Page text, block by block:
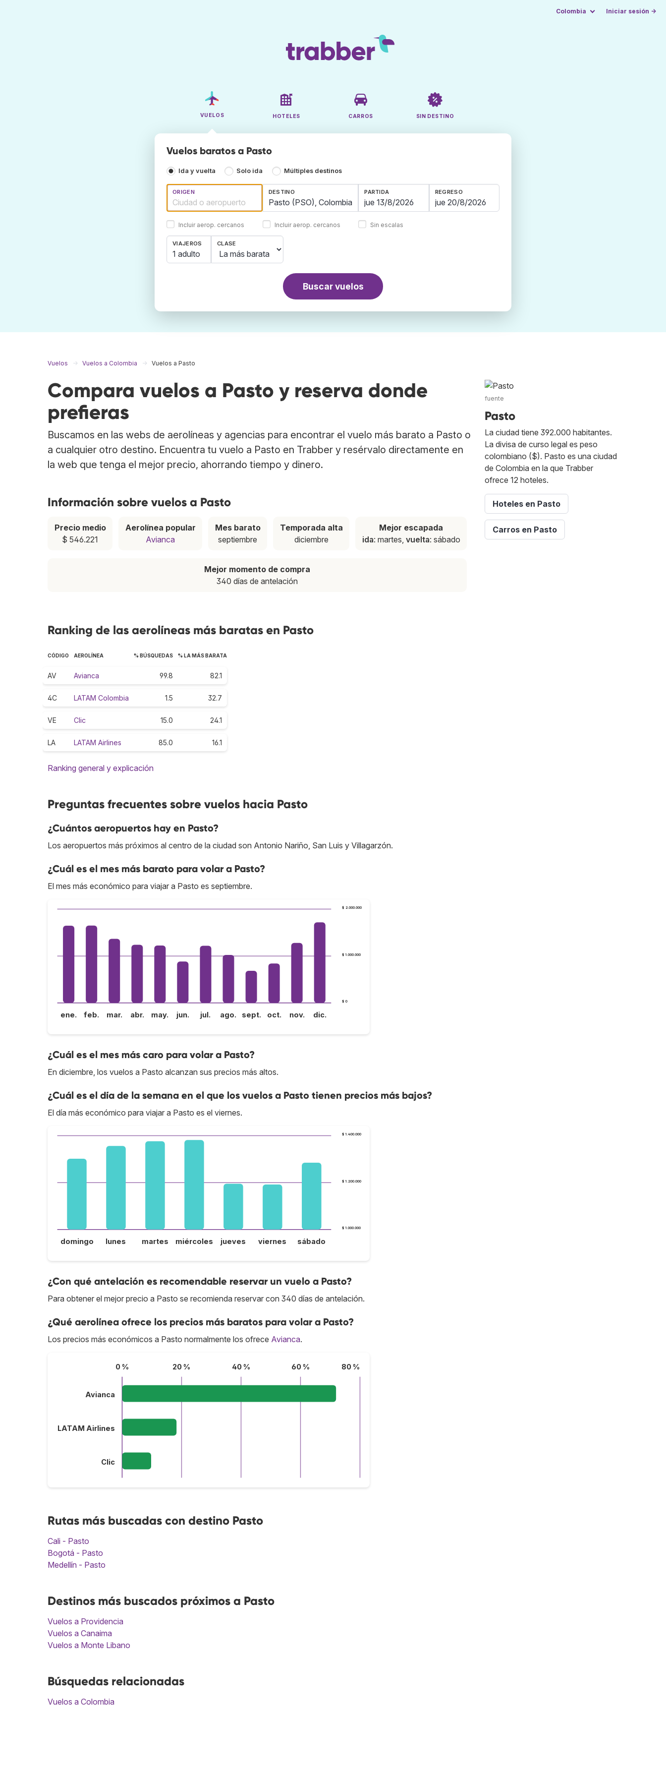
Colombia Iniciar sesión →
VUELOS HOTELES CARROS SIN DESTINO
Vuelos baratos a Pasto
Ida y vuelta Solo ida Múltiples destinos
ORIGEN
Incluir aerop. cercanos
DESTINO
Incluir aerop. cercanos
PARTIDA REGRESO
Sin escalas
VIAJEROS
1 adulto
CLASE
Buscar vuelos
Vuelos Vuelos a Colombia Vuelos a Pasto
Compara vuelos a Pasto y reserva donde
prefieras
Buscamos en las webs de aerolíneas y agencias para encontrar el vuelo más barato a Pasto o
a cualquier otro destino. Encuentra tu vuelo a Pasto en Trabber y resérvalo directamente en
la web que tenga el mejor precio, ahorrando tiempo y dinero.
Información sobre vuelos a Pasto
Precio medio
$ 546.221
Aerolínea popular
Avianca
Mes barato
septiembre
Temporada alta
diciembre
Mejor escapada
ida: martes, vuelta: sábado
Mejor momento de compra
340 días de antelación
Ranking de las aerolíneas más baratas en Pasto
CÓDIGO AEROLÍNEA % BÚSQUEDAS % LA MÁS BARATA
AV Avianca 99.8 82.1
4C LATAM Colombia 1.5 32.7
VE Clic 15.0 24.1
LA LATAM Airlines 85.0 16.1
Ranking general y explicación
Preguntas frecuentes sobre vuelos hacia Pasto
¿Cuántos aeropuertos hay en Pasto?
Los aeropuertos más próximos al centro de la ciudad son Antonio Nariño, San Luis y Villagarzón.
¿Cuál es el mes más barato para volar a Pasto?
El mes más económico para viajar a Pasto es septiembre.
$ 0
$ 1.000.000
$ 2.000.000
ene. feb. mar. abr. may. jun. jul. ago. sept. oct. nov. dic.
¿Cuál es el mes más caro para volar a Pasto?
En diciembre, los vuelos a Pasto alcanzan sus precios más altos.
¿Cuál es el día de la semana en el que los vuelos a Pasto tienen precios más bajos?
El día más económico para viajar a Pasto es el viernes.
$ 1.000.000
$ 1.200.000
$ 1.400.000
domingo lunes martes miércoles jueves viernes sábado
¿Con qué antelación es recomendable reservar un vuelo a Pasto?
Para obtener el mejor precio a Pasto se recomienda reservar con 340 días de antelación.
¿Qué aerolínea ofrece los precios más baratos para volar a Pasto?
Los precios más económicos a Pasto normalmente los ofrece Avianca.
0 % 20 % 40 % 60 % 80 %
Avianca
LATAM Airlines
Clic
Rutas más buscadas con destino Pasto
Cali - Pasto
Bogotá - Pasto
Medellín - Pasto
Destinos más buscados próximos a Pasto
Vuelos a Providencia
Vuelos a Canaima
Vuelos a Monte Libano
Búsquedas relacionadas
Vuelos a Colombia
fuente
Pasto
La ciudad tiene 392.000 habitantes.
La divisa de curso legal es peso
colombiano ($). Pasto es una ciudad
de Colombia en la que Trabber
ofrece 12 hoteles.
Hoteles en Pasto
Carros en Pasto